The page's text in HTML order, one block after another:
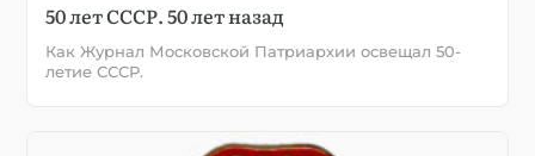
50 лет СССР. 50 лет назад
Как Журнал Московской Патриархии освещал 50-
летие СССР.